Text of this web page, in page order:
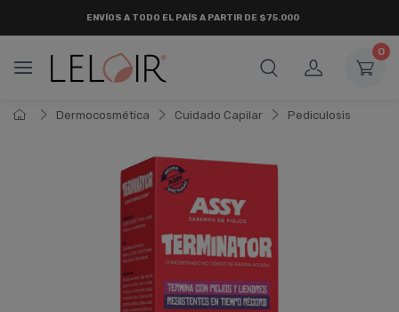
ENVÍOS A TODO EL PAÍS A PARTIR DE $75.000
0
Dermocosmética Cuidado Capilar Pediculosis